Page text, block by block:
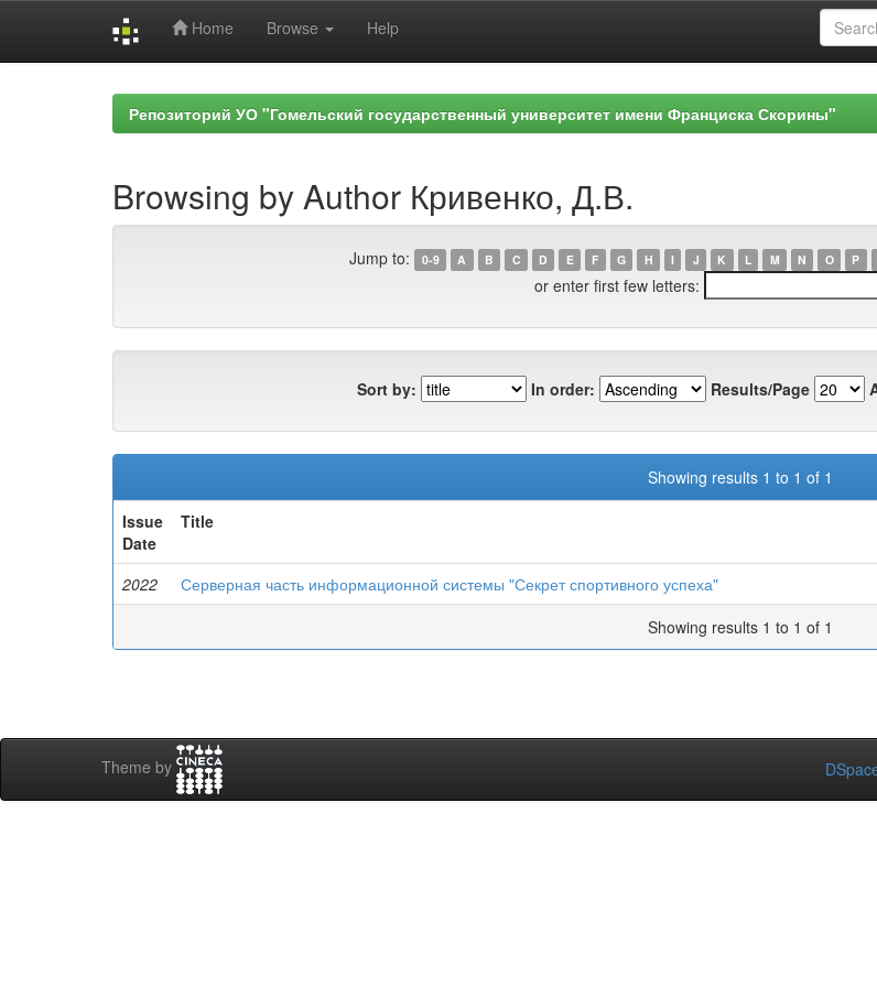
Home Browse Help
Репозиторий УО "Гомельский государственный университет имени Франциска Скорины"
Browsing by Author Кривенко, Д.В.
Jump to: 0-9 A B C D E F G H I J K L M N O P
or enter first few letters:
Sort by: In order: Results/Page
Showing results 1 to 1 of 1
Issue
Date
Title
2022 Серверная часть информационной системы "Секрет спортивного успеха"
Showing results 1 to 1 of 1
Theme by